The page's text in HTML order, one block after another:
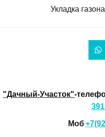
Укладка
"Дачный-Участок"-
Моб